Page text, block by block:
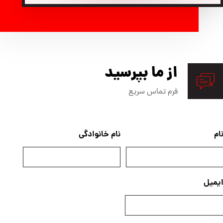
از ما بپرسید
فرم تماس سریع
نام خانوادگی